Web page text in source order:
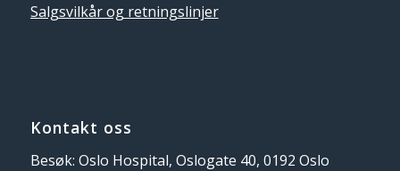
Salgsvilkår og retningslinjer
Kontakt oss
Besøk: Oslo Hospital, Oslogate 40, 0192 Oslo